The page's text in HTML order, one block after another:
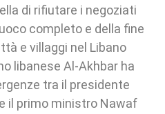
di rifiutare i negoziati
completo e della fine
e villaggi nel Libano
libanese Al-Akhbar ha
tra il presidente
il primo ministro Nawaf